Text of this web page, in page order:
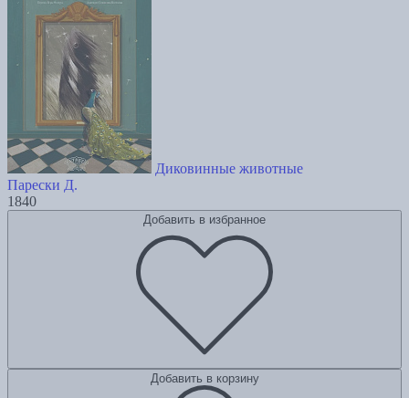
Диковинные животные
Парески Д.
1840
Добавить в избранное
Добавить в корзину